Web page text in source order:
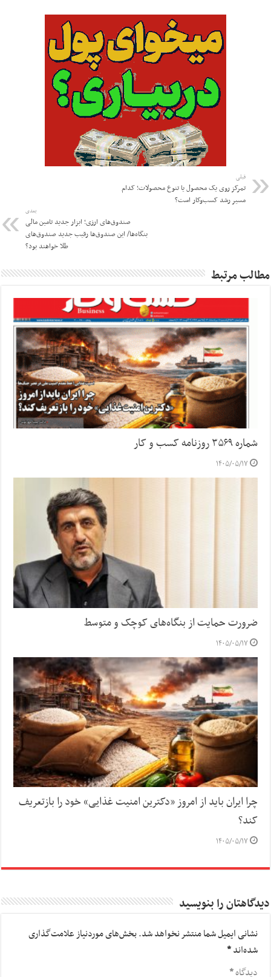
قبلی
تمرکز روی یک محصول یا تنوع محصولات؛ کدام
مسیر رشد کسب‌وکار است؟
بعدی
صندوق‌های ارزی؛ ابزار جدید تامین مالی
بنگاه‌ها/ این صندوق‌ها رقیب جدید صندوق‌های
طلا خواهند بود؟
مطالب مرتبط
شماره ۳۵۶۹ روزنامه کسب و کار
۱۴۰۵/۰۵/۱۷
ضرورت حمایت از بنگاه‌های کوچک و متوسط
۱۴۰۵/۰۵/۱۷
چرا ایران باید از امروز «دکترین امنیت غذایی» خود را بازتعریف
کند؟
۱۴۰۵/۰۵/۱۷
دیدگاهتان را بنویسید
نشانی ایمیل شما منتشر نخواهد شد.بخش‌های موردنیاز علامت‌گذاری
شده‌اند*
دیدگاه*